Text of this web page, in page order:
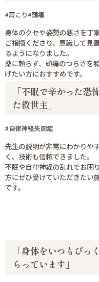
#肩こり#頭痛
身体のクセや姿勢の悪さを丁
ご指摘くださり、意識して見
るようになりました。
薬に頼らず、頭痛のつらさを
げたい方におすすめです。
「不眠で辛かった恐
た救世主」
#自律神経失調症
先生の説明が非常にわかりや
く、技術も信頼できました。
不眠や自律神経の乱れでお困
方にぜひ受けていただきたい
です。
「身体をいつもびっ
らっています」